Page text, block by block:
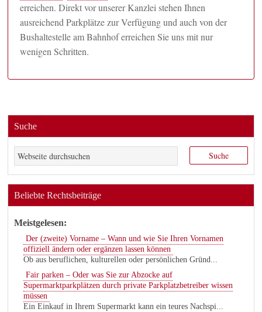
erreichen. Direkt vor unserer Kanzlei stehen Ihnen
ausreichend Parkplätze zur Verfügung und auch von der
Bushaltestelle am Bahnhof erreichen Sie uns mit nur
wenigen Schritten.
Suche
Beliebte Rechtsbeiträge
Meistgelesen:
Der (zweite) Vorname – Wann und wie Sie Ihren Vornamen
offiziell ändern oder ergänzen lassen können
Ob aus beruflichen, kulturellen oder persönlichen Gründ...
Fair parken – Oder was Sie zur Abzocke auf
Supermarktparkplätzen durch private Parkplatzbetreiber wissen
müssen
Ein Einkauf in Ihrem Supermarkt kann ein teures Nachspi...